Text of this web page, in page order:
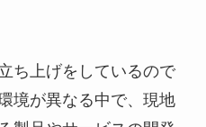
ち上げをしているので
境が異なる中で、現地